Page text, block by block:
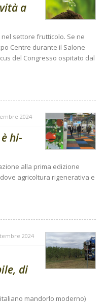
a
settore frutticolo. Se ne
Centre durante il Salone
del Congresso ospitato dal
2024
hi-
alla prima edizione
agricoltura rigenerativa e
2024
di
mandorlo moderno)